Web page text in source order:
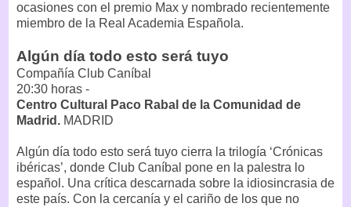
ocasiones con el premio Max y nombrado recientemente
miembro de la Real Academia Española.
Algún día todo esto será tuyo
Compañía Club Caníbal
20:30 horas -
Centro Cultural Paco Rabal de la Comunidad de
Madrid. MADRID
Algún día todo esto será tuyo cierra la trilogía ‘Crónicas
ibéricas’, donde Club Caníbal pone en la palestra lo
español. Una crítica descarnada sobre la idiosincrasia de
este país. Con la cercanía y el cariño de los que no